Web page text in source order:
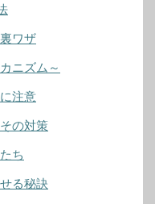
ワザ
ニズム～
注意
の対策
ち
る秘訣